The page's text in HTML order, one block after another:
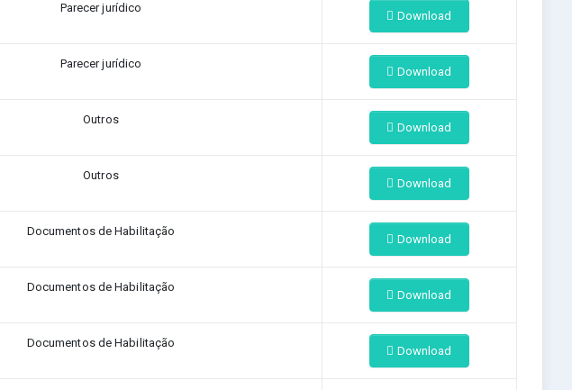
Parecer jurídico
Download
Parecer jurídico
Download
Outros
Download
Outros
Download
Documentos de Habilitação
Download
Documentos de Habilitação
Download
Documentos de Habilitação
Download